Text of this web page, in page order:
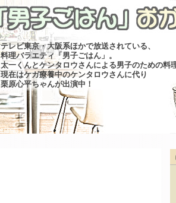
テレビ東京・大阪系ほかで放送されている、
料理バラエティ「男子ごはん」。
太一くんとケンタロウさんによる男子のための料
現在はケガ療養中のケンタロウさんに代り
栗原心平ちゃんが出演中！